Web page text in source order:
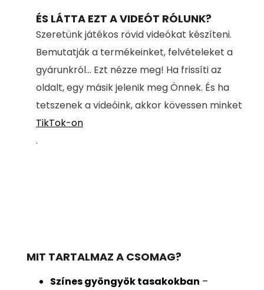
ÉS LÁTTA EZT A VIDEÓT RÓLUNK?
Szeretünk játékos rövid videókat készíteni.
Bemutatják a termékeinket, felvételeket a
gyárunkról... Ezt nézze meg! Ha frissíti az
oldalt, egy másik jelenik meg Önnek. És ha
tetszenek a videóink, akkor kövessen minket
TikTok-on
.
MIT TARTALMAZ A CSOMAG?
Színes gyöngyök tasakokban –